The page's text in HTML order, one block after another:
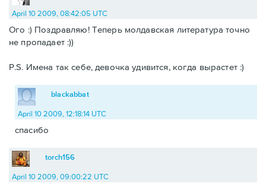
April 10 2009, 08:42:05 UTC
Ого :) Поздравляю! Теперь молдавская литература точно
не пропадает :))
P.S. Имена так себе, девочка удивится, когда вырастет :)
blackabbat
April 10 2009, 12:18:14 UTC
спасибо
torch156
April 10 2009, 09:00:22 UTC